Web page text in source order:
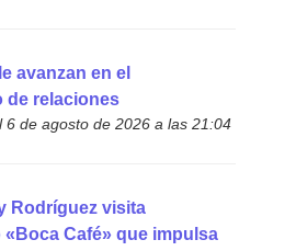
avanzan en el
de relaciones
de agosto de 2026 a las 21:04
Rodríguez visita
Café» que impulsa